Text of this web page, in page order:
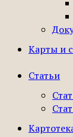
Карты и
Статьи